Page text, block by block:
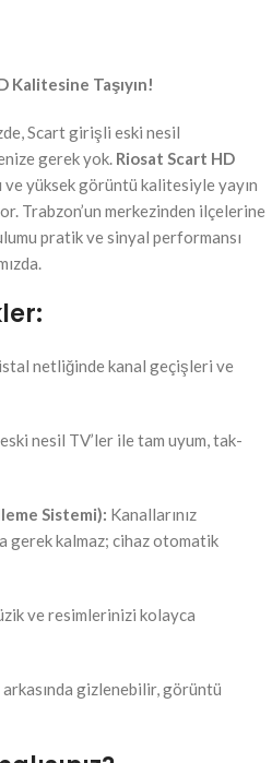
Kalitesine Taşıyın!
Scart girişli eski nesil
gerek yok. Riosat Scart HD
ve yüksek görüntü kalitesiyle yayın
Trabzon’un merkezinden ilçelerine
pratik ve sinyal performansı
netliğinde kanal geçişleri ve
nesil TV’ler ile tam uyum, tak-
Sistemi): Kanallarınız
gerek kalmaz; cihaz otomatik
ve resimlerinizi kolayca
gizlenebilir, görüntü